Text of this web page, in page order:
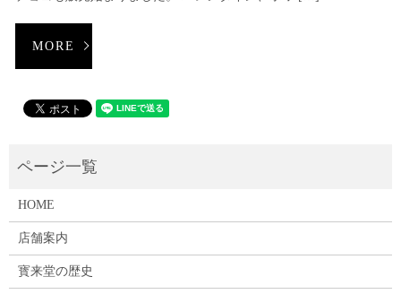
MORE
HOME
店舗案内
寳来堂の歴史